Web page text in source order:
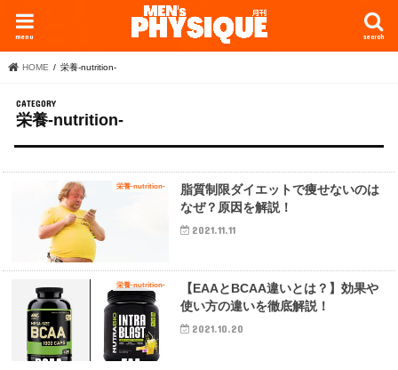
search
menu
HOME 栄養-nutrition-
栄養-nutrition-
栄養-nutrition-
脂質制限ダイエットで痩せないのは
なぜ？原因を解説！
2021.11.11
栄養-nutrition-
【EAAとBCAA違いとは？】効果や
使い方の違いを徹底解説！
2021.10.20